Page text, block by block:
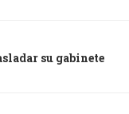
su gabinete